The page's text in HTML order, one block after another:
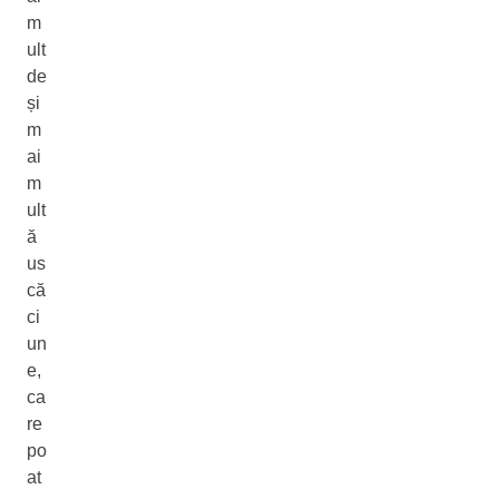
m
ult
de
și
m
ai
m
ult
ă
us
că
ci
un
e,
ca
re
po
at